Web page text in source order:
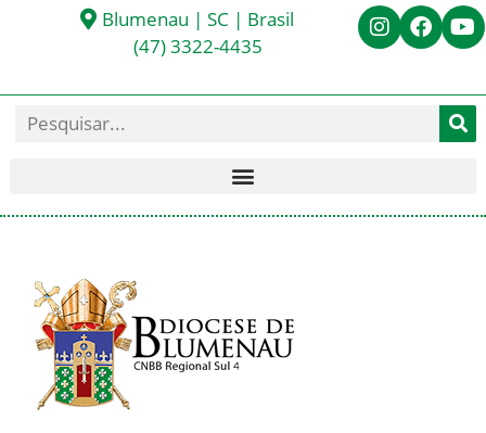
Blumenau | SC | Brasil
(47) 3322-4435